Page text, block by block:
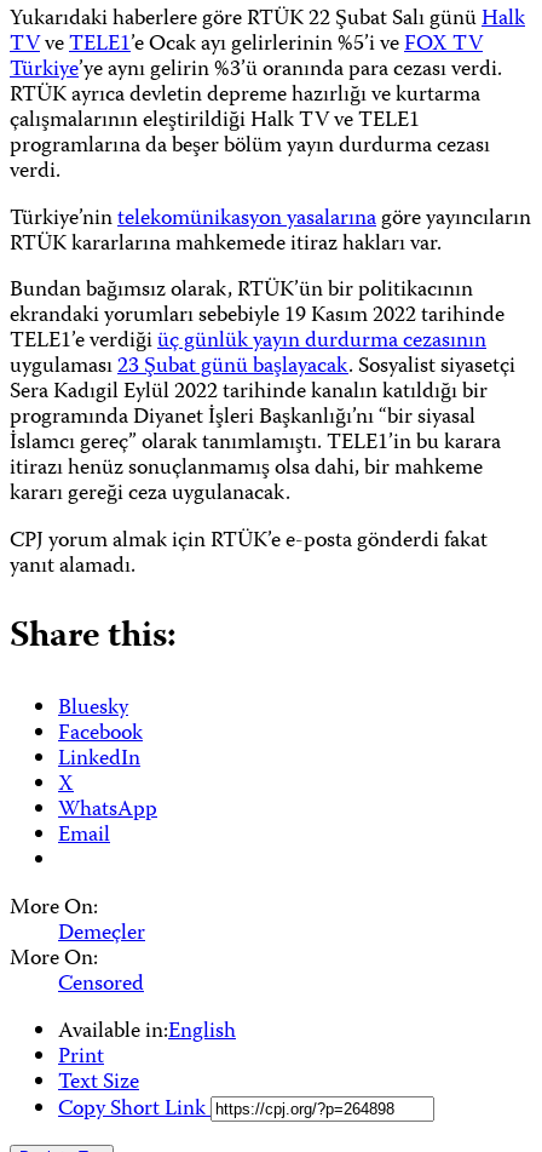
Yukarıdaki haberlere göre RTÜK 22 Şubat Salı günüHalk
TVveTELE1’e Ocak ayı gelirlerinin %5’i veFOX TV
Türkiye’ye aynı gelirin %3’ü oranında para cezası verdi.
RTÜK ayrıca devletin depreme hazırlığı ve kurtarma
çalışmalarının eleştirildiği Halk TV ve TELE1
programlarına da beşer bölüm yayın durdurma cezası
verdi.
Türkiye’nintelekomünikasyon yasalarınagöre yayıncıların
RTÜK kararlarına mahkemede itiraz hakları var.
Bundan bağımsız olarak, RTÜK’ün bir politikacının
ekrandaki yorumları sebebiyle 19 Kasım 2022 tarihinde
TELE1’e verdiğiüç günlük yayın durdurma cezasının
uygulaması23 Şubat günü başlayacak. Sosyalist siyasetçi
Sera Kadıgil Eylül 2022 tarihinde kanalın katıldığı bir
programında Diyanet İşleri Başkanlığı’nı “bir siyasal
İslamcı gereç” olarak tanımlamıştı. TELE1’in bu karara
itirazı henüz sonuçlanmamış olsa dahi, bir mahkeme
kararı gereği ceza uygulanacak.
CPJ yorum almak için RTÜK’e e-posta gönderdi fakat
yanıt alamadı.
Share this:
Bluesky
Facebook
LinkedIn
X
WhatsApp
Email
More On:
Demeçler
More On:
Censored
Available in:English
Print
Text Size
Copy Short Link